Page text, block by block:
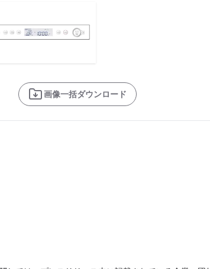
画像一括ダウンロード